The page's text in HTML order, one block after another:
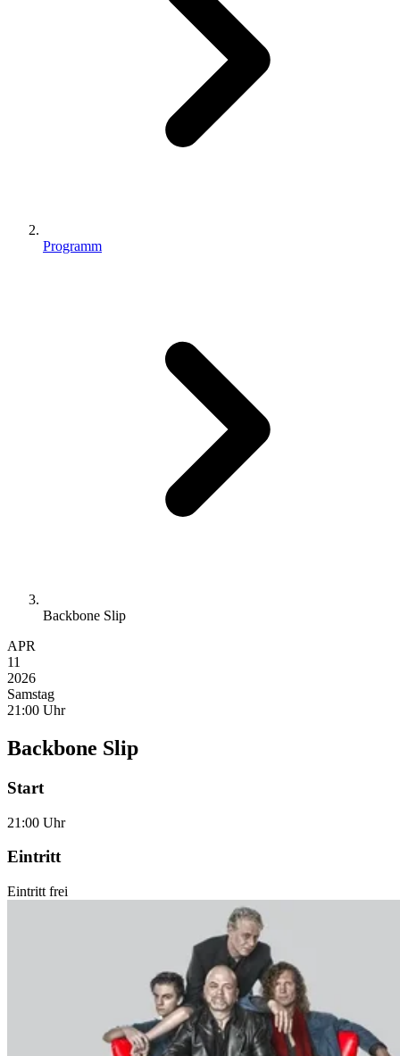
Programm
Backbone Slip
APR
11
2026
Samstag
21:00 Uhr
Backbone Slip
Start
21:00 Uhr
Eintritt
Eintritt frei